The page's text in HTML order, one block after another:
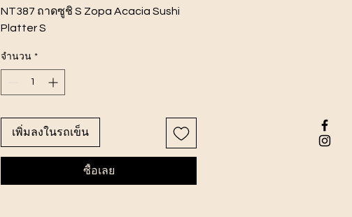
NT387 ถาดซูชิ S Zopa Acacia Sushi
Platter S
ไม้จามจุรี
จำนวน *
เพิ่มลงในรถเข็น
ซื้อเลย